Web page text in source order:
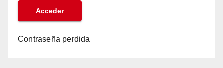
Contraseña perdida